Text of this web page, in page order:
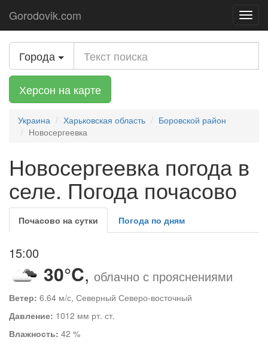
Gorodovik.com
Города
Херсон на карте
Украина Харьковская область
Боровской район
Новосергеевка
Новосергеевка погода в
селе. Погода почасово
Почасово на сутки Погода по дням
15:00
30°C, облачно с прояснениями
Ветер: 6.64 м/с, Северный Северо-восточный
Давление: 1012 мм рт. ст.
Влажность: 42 %